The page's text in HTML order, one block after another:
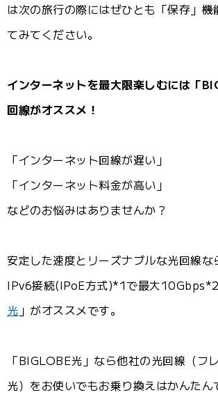
は次の旅行の際にはぜひとも「保存」機
てみてください。
インターネットを最大限楽しむには「
回線がオススメ！
「インターネット回線が遅い」
「インターネット料金が高い」
などのお悩みはありませんか？
安定した速度とリーズナブルな光回線な
IPv6接続(IPoE方式)*1で最大
光 」がオススメです。
「BIGLOBE光」なら他社の光回線（フ
光）をお使いでもお乗り換えはかんたん